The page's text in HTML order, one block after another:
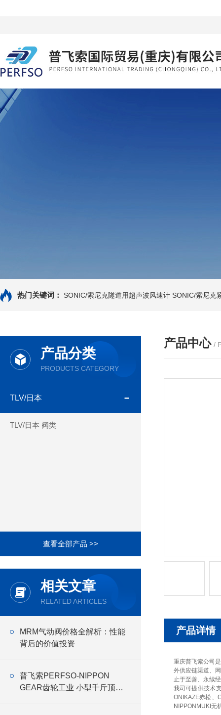
热门关键词： SONIC/索尼克隧道用超声波风速计 SONIC/索尼克
产品分类
PRODUCTS CATEGORY
TLV/日本
TLV/日本 阀类
查看全部产品 >>
相关文章
RELATED ARTICLES
MRM气动阀价格全解析：性能
背后的价值投资
普飞索PERFSO-NIPPON
GEAR齿轮工业 小型千斤顶
产品中心 /
产品详情
重庆普飞索公司
外供应链渠道、
止于至善、永续
我司可提供技术
ONIKAZE赤松、
NIPPONMUKI无